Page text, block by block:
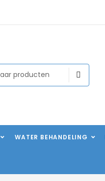
WATER BEHANDELING